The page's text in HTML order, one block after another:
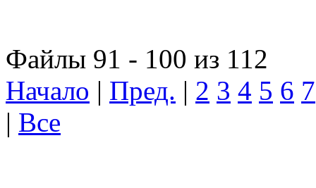
Файлы 91 - 100 из 112
Начало | Пред. | 2 3 4 5 6 7
| Все